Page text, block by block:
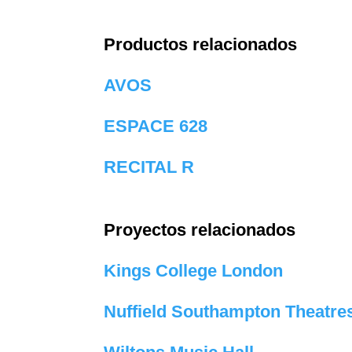
Productos relacionados
AVOS
ESPACE 628
RECITAL R
Proyectos relacionados
Kings College London
Nuffield Southampton